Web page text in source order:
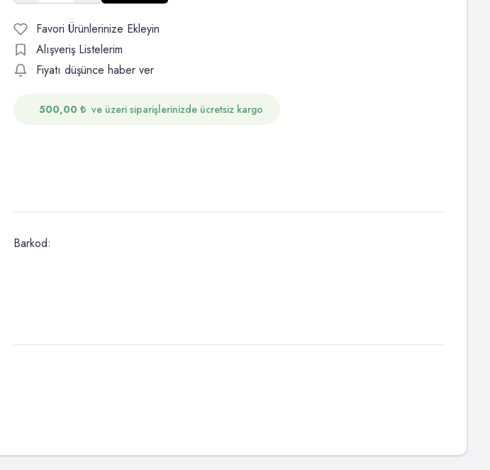
Favori Ürünlerinize Ekleyin
Alışveriş Listelerim
Fiyatı düşünce haber ver
500,00 ₺ ve üzeri siparişlerinizde ücretsiz kargo
Barkod: